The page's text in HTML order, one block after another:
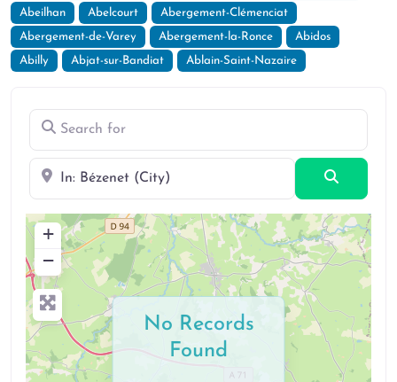
Search for
Near
+
−
No Records
Found
Abeilhan Abelcourt Abergement-Clémenciat
Abergement-de-Varey Abergement-la-Ronce Abidos
Abilly Abjat-sur-Bandiat Ablain-Saint-Nazaire